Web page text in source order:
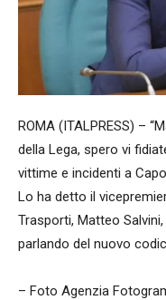
ROMA (ITALPRESS) –
della Lega, spero vi
vittime e incidenti a
Lo ha detto il
Trasporti, Matteo
parlando del nuovo
– Foto Agenzia